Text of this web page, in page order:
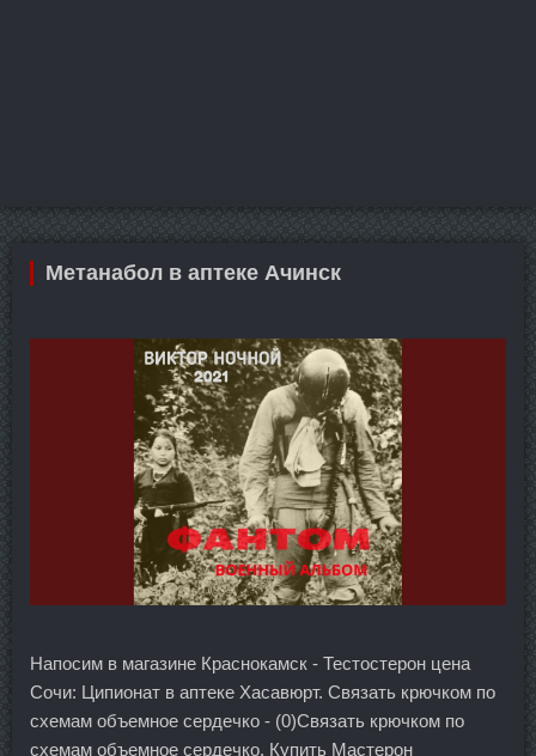
Метанабол в аптеке Ачинск
Напосим в магазине Краснокамск - Тестостерон цена
Сочи: Ципионат в аптеке Хасавюрт. Связать крючком по
схемам объемное сердечко - (0)Связать крючком по
схемам объемное сердечко. Купить Мастерон